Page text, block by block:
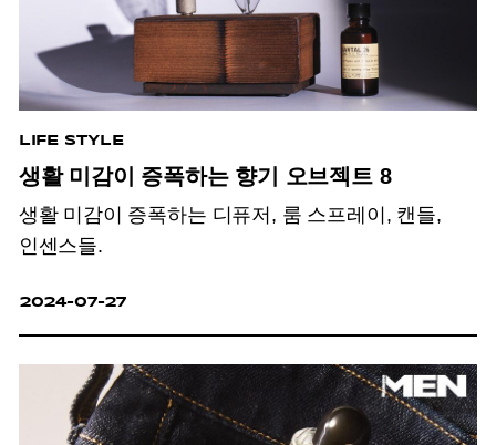
LIFE STYLE
생활 미감이 증폭하는 향기 오브젝트 8
생활 미감이 증폭하는 디퓨저, 룸 스프레이, 캔들,
인센스들.
2024-07-27